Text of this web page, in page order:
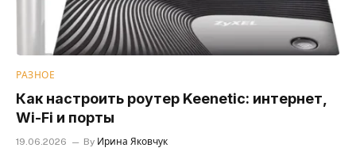
РАЗНОЕ
Как настроить роутер Keenetic: интернет,
Wi-Fi и порты
19.06.2026 By Ирина Яковчук